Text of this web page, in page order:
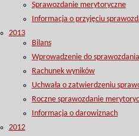
Sprawozdanie merytoryczne
Informacja o przyjęciu
2013
Bilans
Wprowadzenie do sprawozdania
Rachunek wyników
Uchwała o zatwierdzeniu
Roczne sprawozdanie
Informacja o darowiznach
2012